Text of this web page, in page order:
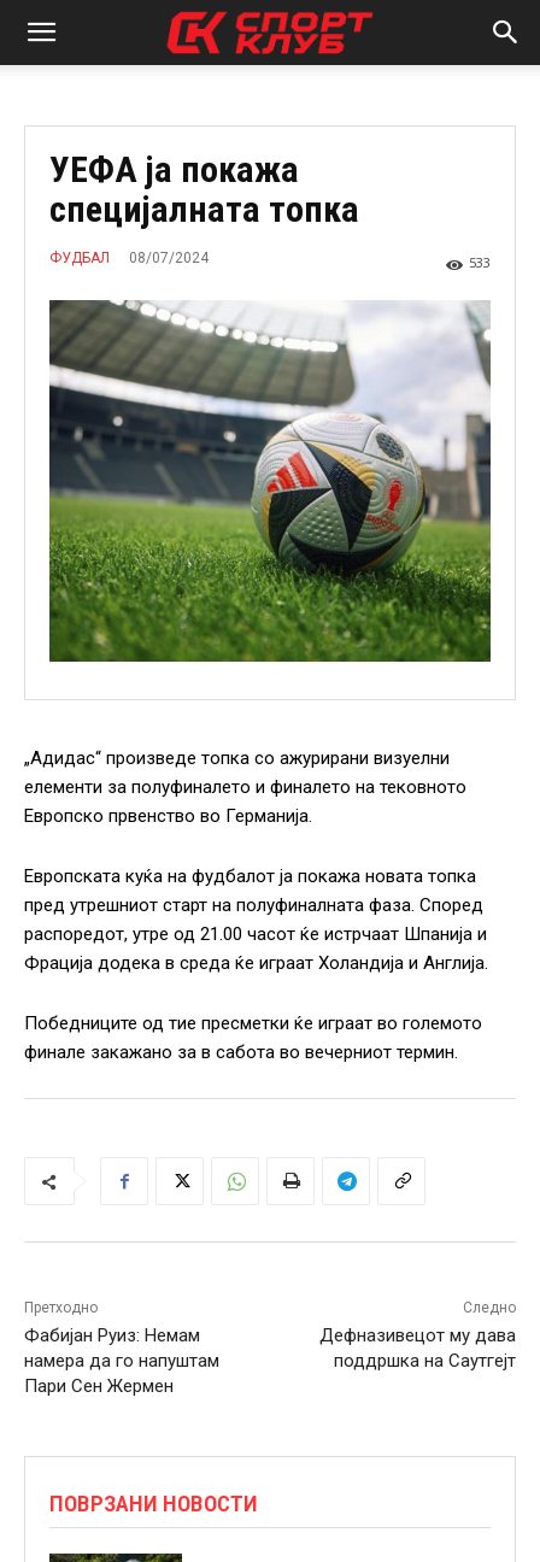
УЕФА ја покажа
специјалната топка
ФУДБАЛ 08/07/2024 533
„Адидас“ произведе топка со ажурирани визуелни
елементи за полуфиналето и финалето на тековното
Европско првенство во Германија.
Европската куќа на фудбалот ја покажа новата топка
пред утрешниот старт на полуфиналната фаза. Според
распоредот, утре од 21.00 часот ќе истрчаат Шпанија и
Фрација додека в среда ќе играат Холандија и Англија.
Победниците од тие пресметки ќе играат во големото
финале закажано за в сабота во вечерниот термин.
Претходно
Фабијан Руиз: Немам
намера да го напуштам
Пари Сен Жермен
Следно
Дефназивецот му дава
поддршка на Саутгејт
ПОВРЗАНИ НОВОСТИ